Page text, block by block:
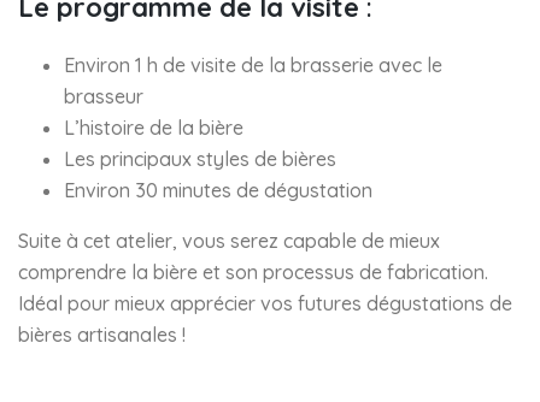
Le programme de la visite :
Environ 1 h de visite de la brasserie avec le
brasseur
L’histoire de la bière
Les principaux styles de bières
Environ 30 minutes de dégustation
Suite à cet atelier, vous serez capable de mieux
comprendre la bière et son processus de fabrication.
Idéal pour mieux apprécier vos futures dégustations de
bières artisanales !